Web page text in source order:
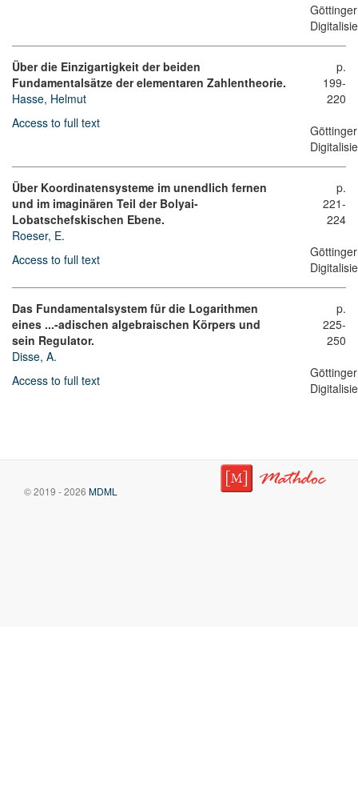
Göttinger
Über die Einzigartigkeit der beiden
Fundamentalsätze der elementaren Zahlentheorie.
Hasse, Helmut
Access to full text
p.
199-
220
Göttinger
Über Koordinatensysteme im unendlich fernen
und im imaginären Teil der Bolyai-
Lobatschefskischen Ebene.
Roeser, E.
Access to full text
p.
221-
224
Göttinger
Das Fundamentalsystem für die Logarithmen
eines ...-adischen algebraischen Körpers und
sein Regulator.
Disse, A.
Access to full text
p.
225-
250
Göttinger
© 2019 - 2026 MDML